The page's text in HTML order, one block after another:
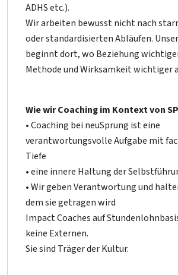
ADHS etc.).
Wir arbeiten bewusst nicht nach
oder standardisierten Abläufen.
beginnt dort, wo Beziehung
Methode und Wirksamkeit wichtiger
Wie wir Coaching im Kontext von
• Coaching bei neuSprung ist eine
verantwortungsvolle Aufgabe mit
Tiefe
• eine innere Haltung der
• Wir geben Verantwortung und
dem sie getragen wird
Impact Coaches auf
keine Externen.
Sie sind Träger der Kultur.